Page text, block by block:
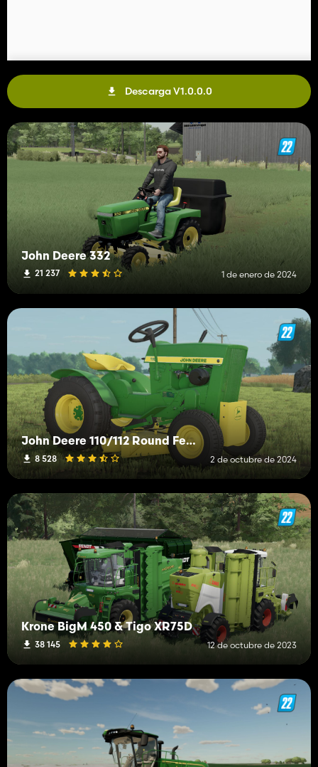
Descarga V1.0.0.0
John Deere 332
21 237 1 de enero de 2024
John Deere 110/112 Round Fender
8 528 2 de octubre de 2024
Krone BigM 450 & Tigo XR75D
38 145 12 de octubre de 2023